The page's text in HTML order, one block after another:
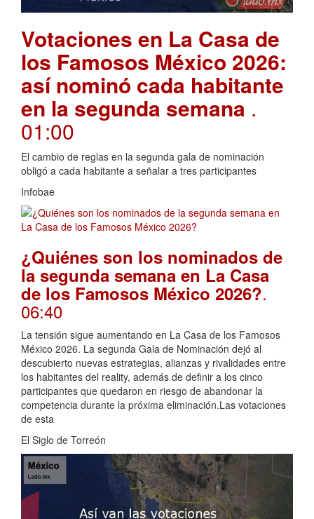
Votaciones en La Casa de
los Famosos México 2026:
así nominó cada habitante
en la segunda semana .
01:00
El cambio de reglas en la segunda gala de nominación
obligó a cada habitante a señalar a tres participantes
Infobae
¿Quiénes son los nominados de
la segunda semana en La Casa
de los Famosos México 2026?.
06:40
La tensión sigue aumentando en La Casa de los Famosos
México 2026. La segunda Gala de Nominación dejó al
descubierto nuevas estrategias, alianzas y rivalidades entre
los habitantes del reality, además de definir a los cinco
participantes que quedaron en riesgo de abandonar la
competencia durante la próxima eliminación.Las votaciones
de esta
El Siglo de Torreón